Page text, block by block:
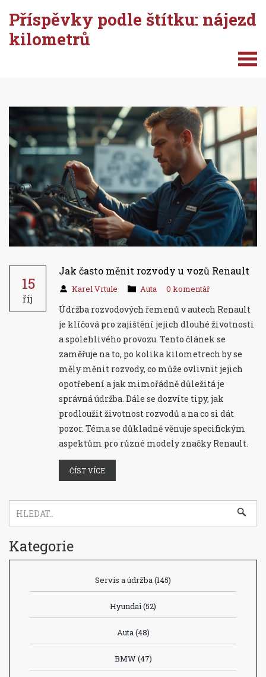
Příspěvky podle štítku: nájezd
kilometrů
15
říj
Jak často měnit rozvody u vozů Renault
Karel Vrtule Auta 0 komentář
Údržba rozvodových řemenů v autech Renault
je klíčová pro zajištění jejich dlouhé životnosti
a spolehlivého provozu. Tento článek se
zaměřuje na to, po kolika kilometrech by se
měly měnit rozvody, co může ovlivnit jejich
opotřebení a jak mimořádně důležitá je
správná údržba. Dále se dozvíte tipy, jak
prodloužit životnost rozvodů a na co si dát
pozor. Téma se důkladně věnuje specifickým
aspektům pro různé modely značky Renault.
ČÍST VÍCE
Kategorie
Servis a údržba(145)
Hyundai(52)
Auta(48)
BMW (47)